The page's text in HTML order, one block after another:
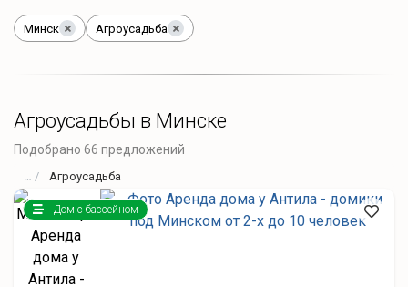
Минск Агроусадьба
Агроусадьбы в Минске
Подобрано 66 предложений
Агроусадьба
Дом с бассейном